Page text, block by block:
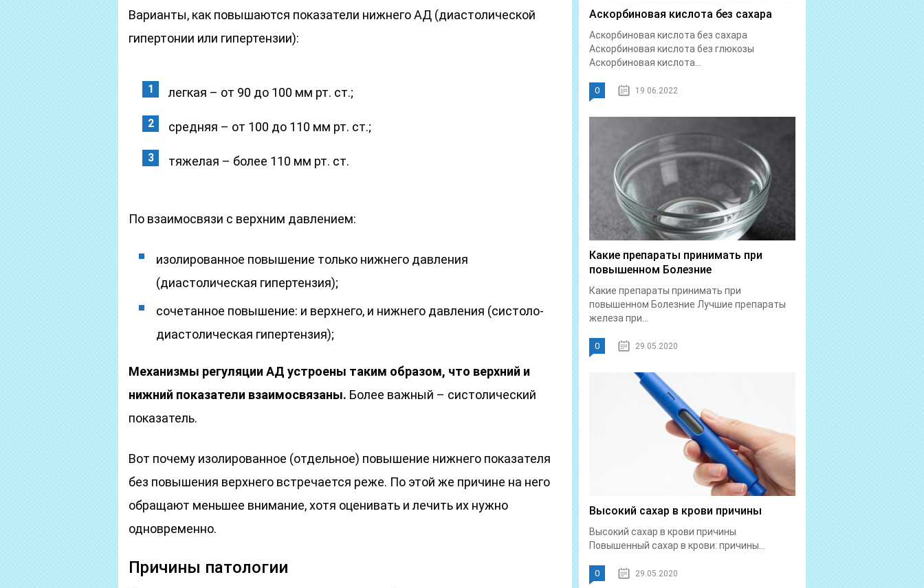
Варианты, как повышаются показатели нижнего АД (диастолической
гипертонии или гипертензии):
легкая – от 90 до 100 мм рт. ст.;
средняя – от 100 до 110 мм рт. ст.;
тяжелая – более 110 мм рт. ст.
По взаимосвязи с верхним давлением:
изолированное повышение только нижнего давления
(диастолическая гипертензия);
сочетанное повышение: и верхнего, и нижнего давления (систоло-
диастолическая гипертензия);
Механизмы регуляции АД устроены таким образом, что верхний и
нижний показатели взаимосвязаны. Более важный – систолический
показатель.
Вот почему изолированное (отдельное) повышение нижнего показателя
без повышения верхнего встречается реже. По этой же причине на него
обращают меньшее внимание, хотя оценивать и лечить их нужно
одновременно.
Причины патологии
Аскорбиновая кислота без сахара
Аскорбиновая кислота без сахара
Аскорбиновая кислота без глюкозы
Аскорбиновая кислота...
0 19.06.2022
Какие препараты принимать при
повышенном Болезние
Какие препараты принимать при
повышенном Болезние Лучшие препараты
железа при...
0 29.05.2020
Высокий сахар в крови причины
Высокий сахар в крови причины
Повышенный сахар в крови: причины...
0 29.05.2020